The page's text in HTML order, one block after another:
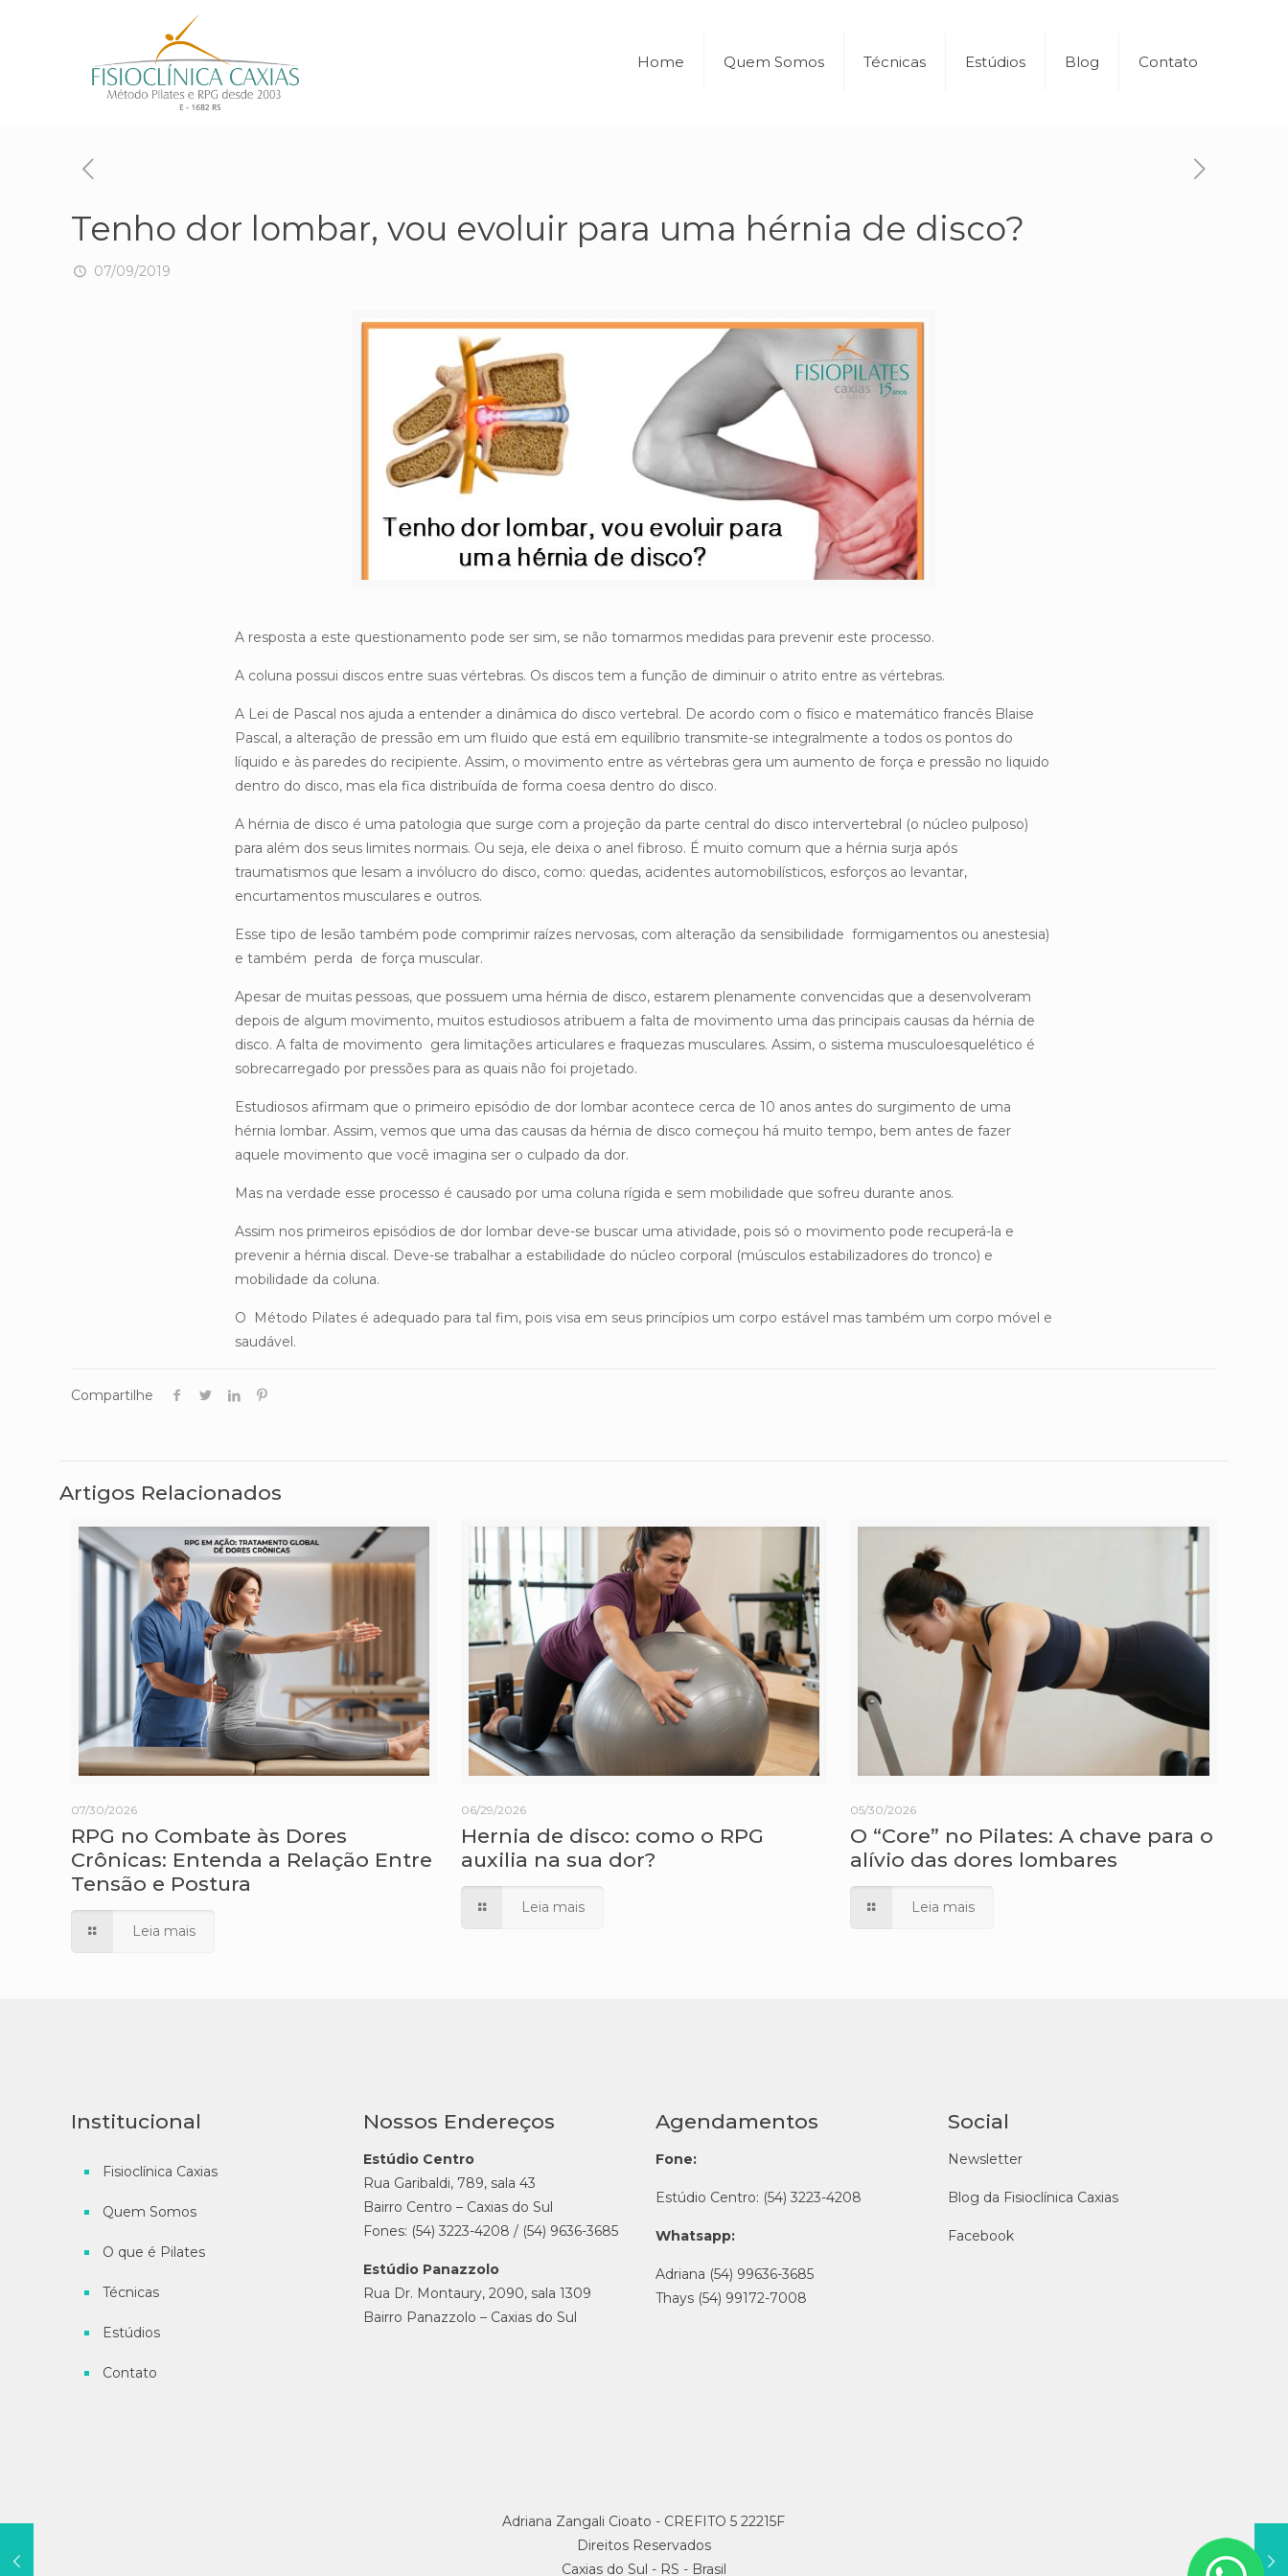
Home Quem Somos Técnicas Estúdios Blog Contato
Tenho dor lombar, vou evoluir para uma hérnia de disco?
07/09/2019
A resposta a este questionamento pode ser sim, se não tomarmos medidas para prevenir este processo.
A coluna possui discos entre suas vértebras. Os discos tem a função de diminuir o atrito entre as vértebras.
A Lei de Pascal nos ajuda a entender a dinâmica do disco vertebral. De acordo com o físico e matemático francês Blaise
Pascal, a alteração de pressão em um fluido que está em equilíbrio transmite-se integralmente a todos os pontos do
líquido e às paredes do recipiente. Assim, o movimento entre as vértebras gera um aumento de força e pressão no liquido
dentro do disco, mas ela fica distribuída de forma coesa dentro do disco.
A hérnia de disco é uma patologia que surge com a projeção da parte central do disco intervertebral (o núcleo pulposo)
para além dos seus limites normais. Ou seja, ele deixa o anel fibroso. É muito comum que a hérnia surja após
traumatismos que lesam a invólucro do disco, como: quedas, acidentes automobilísticos, esforços ao levantar,
encurtamentos musculares e outros.
Esse tipo de lesão também pode comprimir raízes nervosas, com alteração da sensibilidade formigamentos ou anestesia)
e também perda de força muscular.
Apesar de muitas pessoas, que possuem uma hérnia de disco, estarem plenamente convencidas que a desenvolveram
depois de algum movimento, muitos estudiosos atribuem a falta de movimento uma das principais causas da hérnia de
disco. A falta de movimento gera limitações articulares e fraquezas musculares. Assim, o sistema musculoesquelético é
sobrecarregado por pressões para as quais não foi projetado.
Estudiosos afirmam que o primeiro episódio de dor lombar acontece cerca de 10 anos antes do surgimento de uma
hérnia lombar. Assim, vemos que uma das causas da hérnia de disco começou há muito tempo, bem antes de fazer
aquele movimento que você imagina ser o culpado da dor.
Mas na verdade esse processo é causado por uma coluna rígida e sem mobilidade que sofreu durante anos.
Assim nos primeiros episódios de dor lombar deve-se buscar uma atividade, pois só o movimento pode recuperá-la e
prevenir a hérnia discal. Deve-se trabalhar a estabilidade do núcleo corporal (músculos estabilizadores do tronco) e
mobilidade da coluna.
O Método Pilates é adequado para tal fim, pois visa em seus princípios um corpo estável mas também um corpo móvel e
saudável.
Compartilhe
Artigos Relacionados
07/30/2026
RPG no Combate às Dores
Crônicas: Entenda a Relação Entre
Tensão e Postura
Leia mais
06/29/2026
Hernia de disco: como o RPG
auxilia na sua dor?
Leia mais
05/30/2026
O “Core” no Pilates: A chave para o
alívio das dores lombares
Leia mais
Institucional
Fisioclínica Caxias
Quem Somos
O que é Pilates
Técnicas
Estúdios
Contato
Nossos Endereços
Estúdio Centro
Rua Garibaldi, 789, sala 43
Bairro Centro – Caxias do Sul
Fones: (54) 3223-4208 / (54) 9636-3685
Estúdio Panazzolo
Rua Dr. Montaury, 2090, sala 1309
Bairro Panazzolo – Caxias do Sul
Agendamentos
Fone:
Estúdio Centro: (54) 3223-4208
Whatsapp:
Adriana (54) 99636-3685
Thays (54) 99172-7008
Social
Newsletter
Blog da Fisioclínica Caxias
Facebook
Adriana Zangali Cioato - CREFITO 5 22215F
Direitos Reservados
Caxias do Sul - RS - Brasil